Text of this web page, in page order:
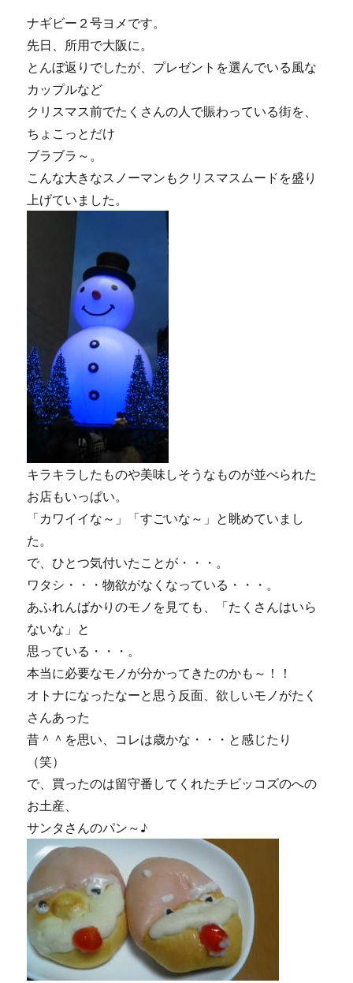
ナギビー２号ヨメです。
先日、所用で大阪に。
とんぼ返りでしたが、プレゼントを選んでいる風な
カップルなど
クリスマス前でたくさんの人で賑わっている街を、
ちょこっとだけ
ブラブラ～。
こんな大きなスノーマンもクリスマスムードを盛り
上げていました。
キラキラしたものや美味しそうなものが並べられた
お店もいっぱい。
「カワイイな～」「すごいな～」と眺めていまし
た。
で、ひとつ気付いたことが・・・。
ワタシ・・・物欲がなくなっている・・・。
あふれんばかりのモノを見ても、「たくさんはいら
ないな」と
思っている・・・。
本当に必要なモノが分かってきたのかも～！！
オトナになったなーと思う反面、欲しいモノがたく
さんあった
昔＾＾を思い、コレは歳かな・・・と感じたり
（笑）
で、買ったのは留守番してくれたチビッコズのへの
お土産、
サンタさんのパン～♪